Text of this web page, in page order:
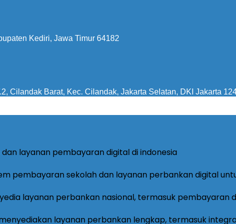
Kediri, Jawa Timur 64182
Cilandak Barat, Kec. Cilandak, Jakarta Selatan, DKI Jakarta